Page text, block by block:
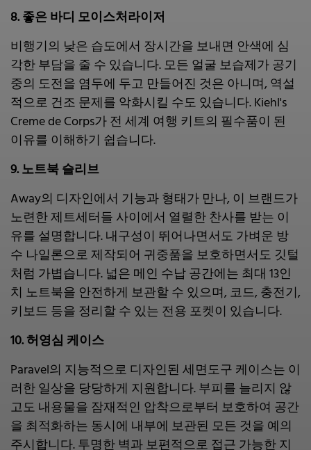
8. 좋은 바디 모이스처라이저
비행기의 낮은 습도에서 장시간을 보내면 안색에 심
각한 부담을 줄 수 있습니다. 모든 얼굴 보습제가 공기
중의 도전을 염두에 두고 만들어진 것은 아니며, 역설
적으로 건조 문제를 악화시킬 수도 있습니다. Kiehl's
Creme de Corps가 전 세계 여행 키트의 필수품이 된
이유를 이해하기 쉽습니다.
9. 노트북 슬리브
Away의 디자인에서 기능과 형태가 만나, 이 브랜드가
노련한 제트세터들 사이에서 열렬한 찬사를 받는 이
유를 설명합니다. 내구성이 뛰어나면서도 가벼운 방
수 나일론으로 제작되어 귀중품을 보호하면서도 깃털
처럼 가볍습니다. 넓은 메인 수납 공간에는 최대 13인
치 노트북을 안전하게 보관할 수 있으며, 코드, 충전기,
키보드 등을 정리할 수 있는 전용 포켓이 있습니다.
10. 허영심 케이스
Paravel의 지능적으로 디자인된 세면도구 케이스는 이
러한 일상을 당당하게 지원합니다. 부피를 늘리지 않
고도 내용물을 잠재적인 압착으로부터 보호하여 공간
을 최적화하는 동시에 내부에 보관된 모든 것을 예의
주시합니다. 투명한 벽과 보편적으로 접근 가능한 지